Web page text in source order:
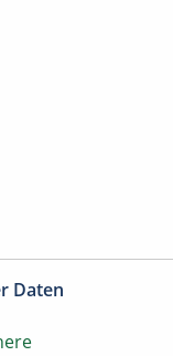
Daten